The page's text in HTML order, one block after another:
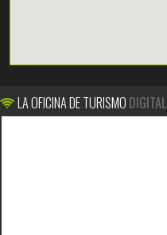
LA OFICINA DE TURISMO DIGITAL